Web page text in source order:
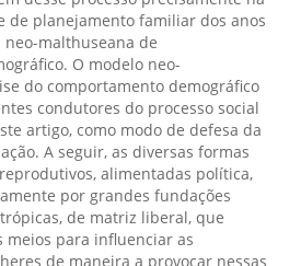
de planejamento familiar dos anos
neo-malthuseana de
O modelo neo-
do comportamento demográfico
condutores do processo social
artigo, como modo de defesa da
A seguir, as diversas formas
alimentadas política,
por grandes fundações
de matriz liberal, que
meios para influenciar as
de maneira a provocar nessas